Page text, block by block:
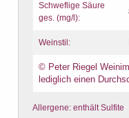
Schweflige Säure
ges. (mg/l):
Weinstil:
© Peter Riegel
lediglich einen
Allergene: enthält Sulfite